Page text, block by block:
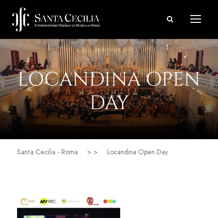
LOCANDINA OPEN
DAY
Santa Cecilia - Roma > > Locandina Open Day